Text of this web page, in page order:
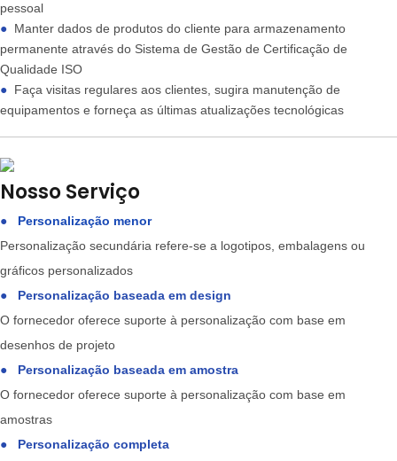
pessoal
● Manter dados de produtos do cliente para armazenamento
permanente através do Sistema de Gestão de Certificação de
Qualidade ISO
● Faça visitas regulares aos clientes, sugira manutenção de
equipamentos e forneça as últimas atualizações tecnológicas
Nosso Serviço
●
Personalização menor
Personalização secundária refere-se a logotipos, embalagens ou
gráficos personalizados
●
Personalização baseada em design
O fornecedor oferece suporte à personalização com base em
desenhos de projeto
●
Personalização baseada em amostra
O fornecedor oferece suporte à personalização com base em
amostras
●
Personalização completa